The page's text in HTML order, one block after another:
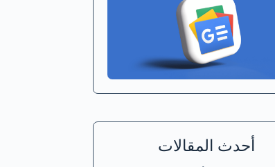
أحدث المقالات